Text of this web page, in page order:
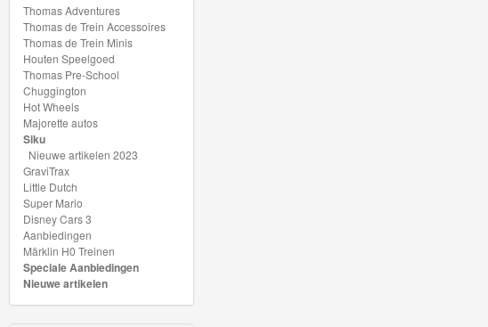
Märklin
My
World
Treinen
Marklin
Start-
Up
Treinen
Thomas
Trackmaster
motorized
Thomas Adventures
Thomas de Trein Accessoires
Thomas de Trein Minis
Houten Speelgoed
Thomas Pre-School
Chuggington
Hot Wheels
Majorette autos
Siku
Nieuwe artikelen 2023
GraviTrax
Little Dutch
Super Mario
Disney Cars 3
Aanbiedingen
Märklin H0 Treinen
Speciale Aanbiedingen
Nieuwe artikelen